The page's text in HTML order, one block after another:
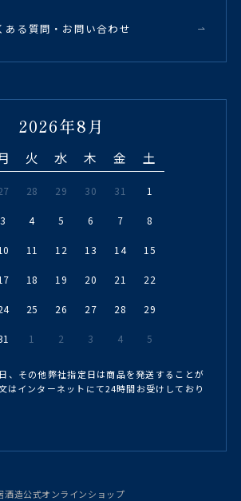
ある質問・お問い合わせ
2026年8月
火 水 木 金 土
28 29 30 31 1
3 4 5 6 7 8
11 12 13 14 15
18 19 20 21 22
25 26 27 28 29
1 2 3 4 5
、その他弊社指定日は商品を発送することが
はインターネットにて24時間お受けしており
造公式オンラインショップ